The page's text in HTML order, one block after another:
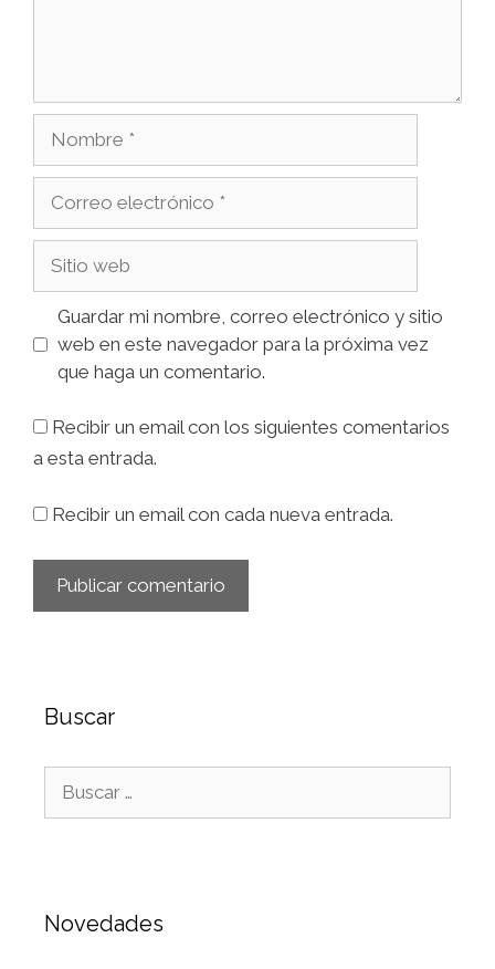
Guardar mi nombre, correo electrónico y sitio
web en este navegador para la próxima vez
que haga un comentario.
Recibir un email con los siguientes comentarios
a esta entrada.
Recibir un email con cada nueva entrada.
Buscar
Novedades